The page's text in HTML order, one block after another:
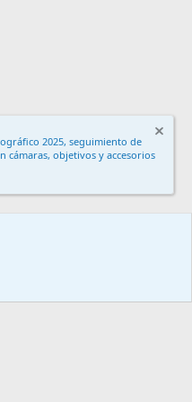
2025, seguimiento de
cámaras, objetivos y accesorios